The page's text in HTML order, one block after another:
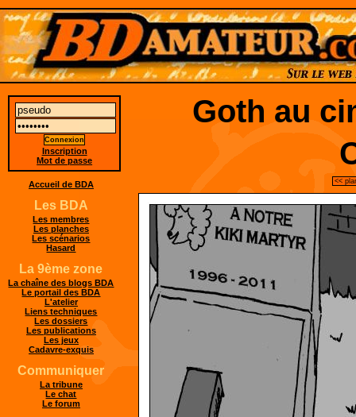
Goth au
<<
Inscription
Mot de passe
Accueil de BDA
Les BDA
Les membres
Les planches
Les scénarios
Hasard
La 9ème zone
La chaîne des blogs BDA
Le portail des BDA
L'atelier
Liens techniques
Les dossiers
Les publications
Les jeux
Cadavre-exquis
Communiquer
La tribune
Le chat
Le forum